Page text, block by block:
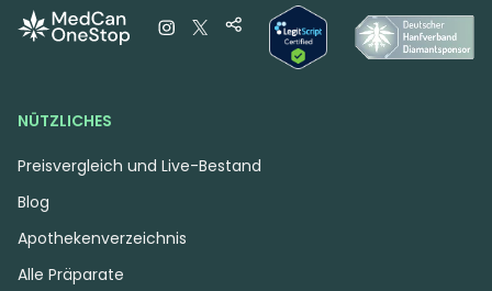
NÜTZLICHES
Preisvergleich und Live-Bestand
Blog
Apothekenverzeichnis
Alle Präparate